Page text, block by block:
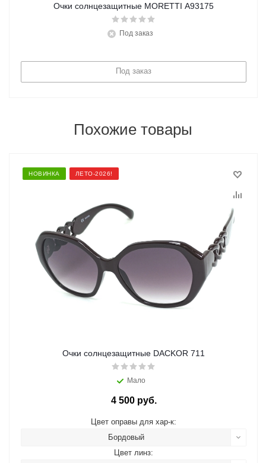
Очки солнцезащитные MORETTI A93175
Под заказ
Под заказ
Похожие товары
НОВИНКА ЛЕТО-2026!
Очки солнцезащитные DACKOR 711
Мало
4 500 руб.
Цвет оправы для хар-к:
Бордовый
Цвет линз: